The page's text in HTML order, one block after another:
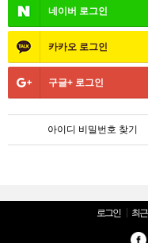
네이버 로그인
카카오 로그인
구글+ 로그인
아이디 비밀번호 찾기
로그인 최